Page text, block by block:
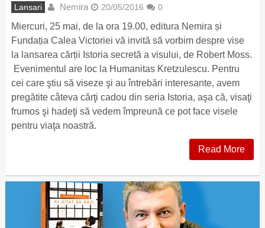
Lansari Nemira 20/05/2016 0
Miercuri, 25 mai, de la ora 19.00, editura Nemira și
Fundația Calea Victoriei vă invită să vorbim despre vise
la lansarea cărții Istoria secretă a visului, de Robert Moss.
Evenimentul are loc la Humanitas Kretzulescu. Pentru
cei care ştiu să viseze şi au întrebări interesante, avem
pregătite câteva cărţi cadou din seria Istoria, aşa că, visaţi
frumos şi hadeţi să vedem împreună ce pot face visele
pentru viaţa noastră.
Read More